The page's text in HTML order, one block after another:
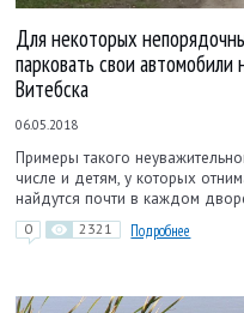
Для некоторых
парковать свои
Витебска
06.05.2018
Примеры такого
числе и детям, у которых
найдутся почти в каждом
0 2321 Подробнее